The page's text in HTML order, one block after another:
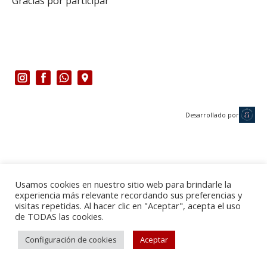
Desarrollado por
Usamos cookies en nuestro sitio web para brindarle la
experiencia más relevante recordando sus preferencias y
visitas repetidas. Al hacer clic en "Aceptar", acepta el uso
de TODAS las cookies.
Configuración de cookies Aceptar